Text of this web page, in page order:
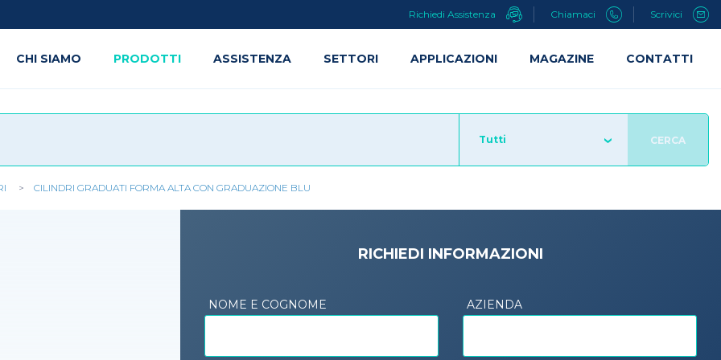
Tutti CERCA
CILINDRI GRADUATI FORMA ALTA CON GRADUAZIONE BLU
RICHIEDI INFORMAZIONI
NOME E COGNOME AZIENDA
Richiedi Assistenza Chiamaci Scrivici
CHI SIAMO PRODOTTI ASSISTENZA SETTORI APPLICAZIONI MAGAZINE CONTATTI